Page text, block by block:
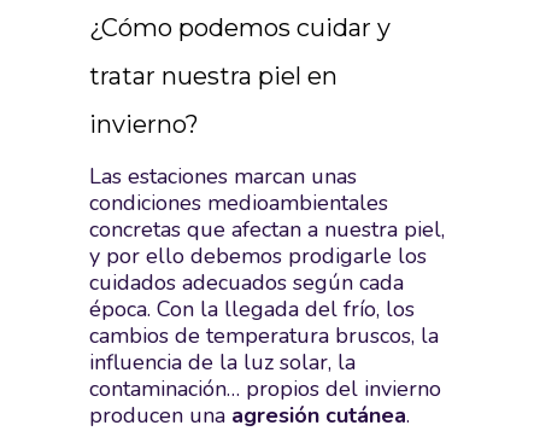
¿Cómo podemos cuidar y
tratar nuestra piel en
invierno?
Las estaciones marcan unas
condiciones medioambientales
concretas que afectan a nuestra piel,
y por ello debemos prodigarle los
cuidados adecuados según cada
época. Con la llegada del frío, los
cambios de temperatura bruscos, la
influencia de la luz solar, la
contaminación… propios del invierno
producen una agresión cutánea.